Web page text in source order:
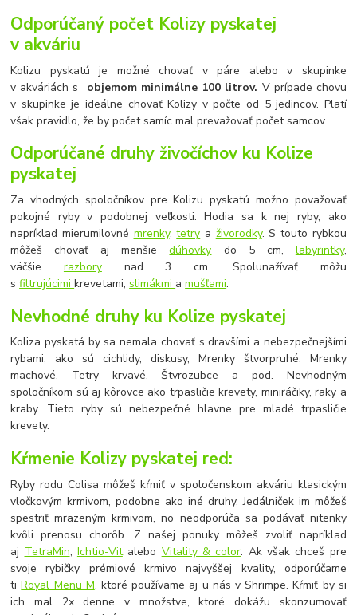
Odporúčaný počet Kolizy pyskatej
v akváriu
Kolizu pyskatú je možné chovať v páre alebo v skupinke
v akváriách s objemom minimálne 100 litrov. V prípade chovu
v skupinke je ideálne chovať Kolizy v počte od 5 jedincov. Platí
však pravidlo, že by počet samíc mal prevažovať počet samcov.
Odporúčané druhy živočíchov ku Kolize
pyskatej
Za vhodných spoločníkov pre Kolizu pyskatú možno považovať
pokojné ryby v podobnej veľkosti. Hodia sa k nej ryby, ako
napríklad mierumilovné mrenky,tetry a živorodky. S touto rybkou
môžeš chovať aj menšiedúhovky do 5 cm, labyrintky,
väčšie razborynad 3 cm. Spolunažívať môžu
sfiltrujúcimikrevetami,slimákmi amušľami.
Nevhodné druhy ku Kolize pyskatej
Koliza pyskatá by sa nemala chovať s dravšími a nebezpečnejšími
rybami, ako sú cichlidy, diskusy, Mrenky štvorpruhé, Mrenky
machové, Tetry krvavé, Štvrozubce a pod. Nevhodným
spoločníkom sú aj kôrovce ako trpasličie krevety, miniráčiky, raky a
kraby. Tieto ryby sú nebezpečné hlavne pre mladé trpasličie
krevety.
Kŕmenie Kolizy pyskatej red:
Ryby rodu Colisa môžeš kŕmiť v spoločenskom akváriu klasickým
vločkovým krmivom, podobne ako iné druhy. Jedálniček im môžeš
spestriť mrazeným krmivom, no neodporúča sa podávať nitenky
kvôli prenosu chorôb. Z našej ponuky môžeš zvoliť napríklad
aj TetraMin, Ichtio-Vitalebo Vitality & color. Ak však chceš pre
svoje rybičky prémiové krmivo najvyššej kvality, odporúčame
tiRoyal Menu M, ktoré používame aj u nás v Shrimpe. Kŕmiť by si
ich mal 2x denne v množstve, ktoré dokážu skonzumovať